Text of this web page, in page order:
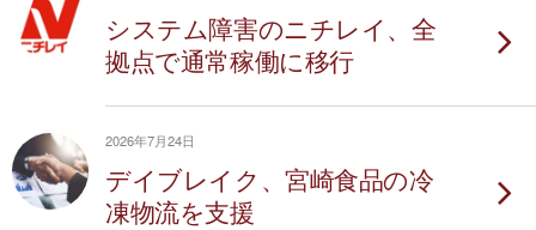
システム障害のニチレイ、全
拠点で通常稼働に移行
2026年7月24日
デイブレイク、宮崎食品の冷
凍物流を支援